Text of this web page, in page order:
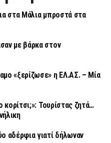
στα Μάλια μπροστά στα
με βάρκα στον
«ξερίζωσε» η ΕΛ.ΑΣ. – Μία
κορίτσι;»: Τουρίστας ζητά…
αδέρφια γιατί δήλωναν